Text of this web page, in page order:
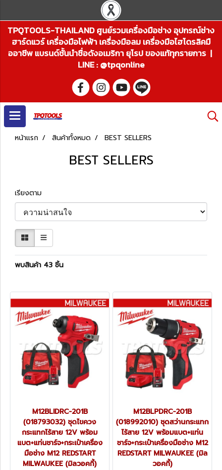
TPQTOOLS-THAILAND ศูนย์รวมเครื่องมือช่าง อุปกรณ์ช่าง
ฮาร์ดแวร์ เครื่องมือไฟฟ้า เครื่องมือลม เครื่องมือไฮโดรลิคมื
ออาชีพ แบรนด์ชั้นนำชื่อดังอเมริกา ยุโรป ของแท้ทุกรายการ |
LINE : @tpqonline
หน้าแรก สินค้าทั้งหมด BEST SELLERS
BEST SELLERS
เรียงตาม
พบสินค้า 43 ชิ้น
M12BLIDRC-201B
(018793032) ชุดไขควง
กระแทกไร้สาย 12V พร้อม
แบต+แท่นชาร์จ+กระเป๋าเครื่อง
มือช่าง M12 REDSTART
MILWAUKEE (มิลวอคกี้)
M12BLPDRC-201B
(018992010) ชุดสว่านกระแทก
ไร้สาย 12V พร้อมแบต+แท่น
ชาร์จ+กระเป๋าเครื่องมือช่าง M12
REDSTART MILWAUKEE (มิล
วอคกี้)